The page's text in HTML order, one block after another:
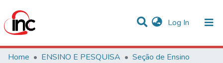
Log In (current)
Communities & Collections
Home ENSINO E PESQUISA
Seção de Ensino